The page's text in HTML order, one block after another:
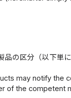
の区分（以下単
may notify the
of the competent